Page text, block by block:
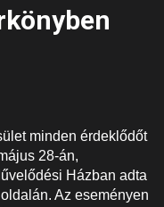
minden érdeklődőt
28-án,
Házban adta
Az eseményen